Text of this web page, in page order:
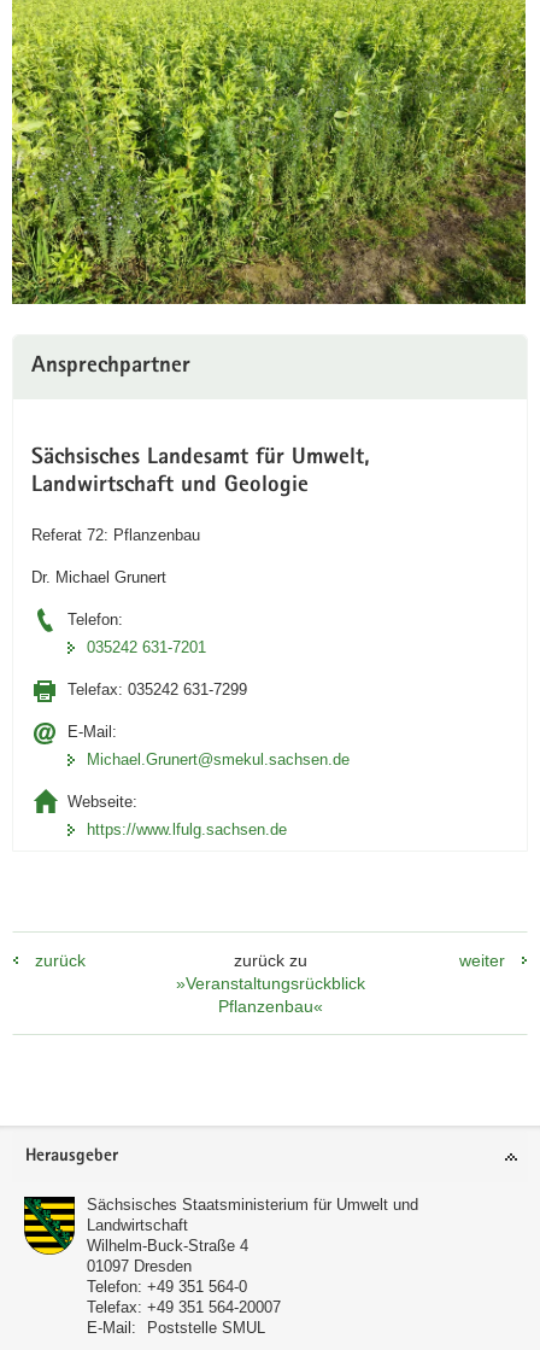
Ansprechpartner
Sächsisches Landesamt für Umwelt,
Landwirtschaft und Geologie
Referat 72: Pflanzenbau
Dr. Michael Grunert
Telefon:
035242 631-7201
Telefax: 035242 631-7299
E-Mail:
Michael.Grunert­@smekul.sachsen.de
Webseite:
https://www.lfulg.sachsen.de
zurück
zurück zu
»Veranstaltungsrückblick
Pflanzenbau«
weiter
Footer-
Herausgeber
Sächsisches Staatsministerium für Umwelt und
Landwirtschaft
Wilhelm-Buck-Straße 4
01097 Dresden
Telefon: +49 351 564-0
Telefax: +49 351 564-20007
E-Mail:
Poststelle SMUL